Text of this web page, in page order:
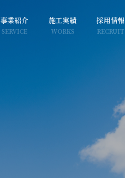
事業紹介
SERVICE
施工実績
WORKS
採用情報
RECRUIT